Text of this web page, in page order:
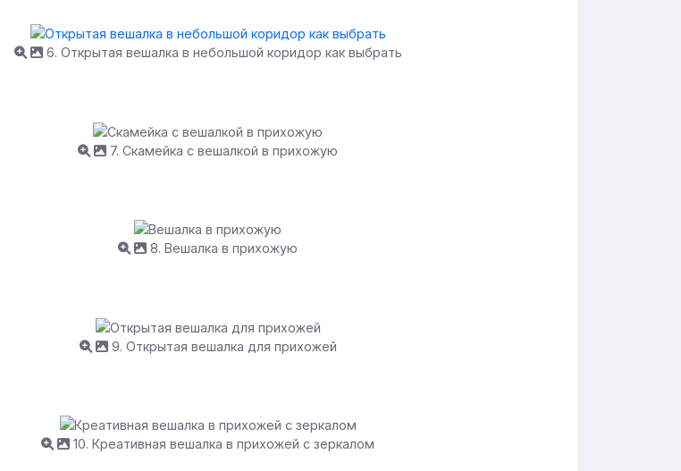
6. Открытая вешалка в небольшой коридор как выбрать
7. Скамейка с вешалкой в прихожую
8. Вешалка в прихожую
9. Открытая вешалка для прихожей
10. Креативная вешалка в прихожей с зеркалом